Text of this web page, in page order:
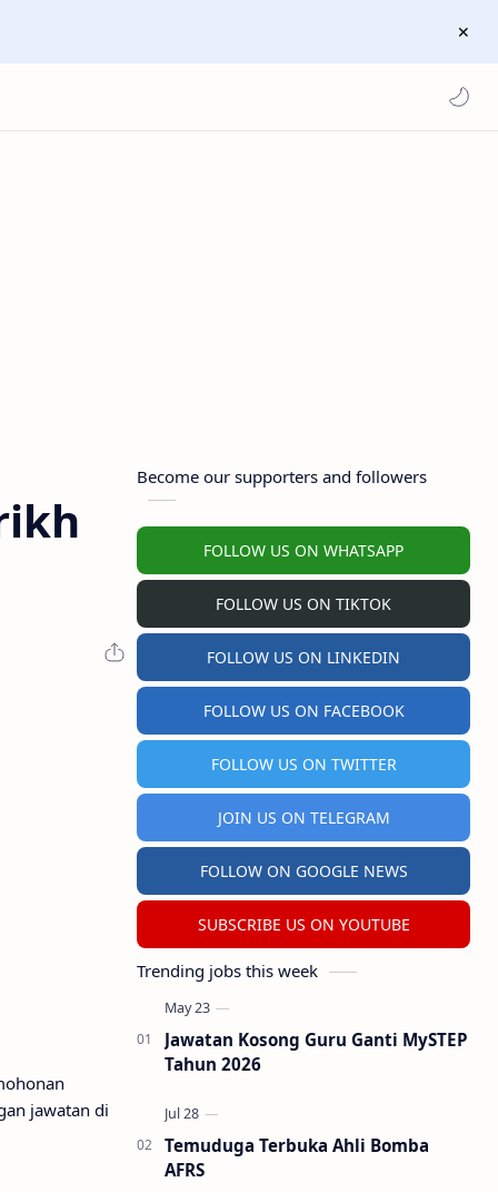
jawatan di
Become our supporters and followers
FOLLOW US ON WHATSAPP
FOLLOW US ON TIKTOK
FOLLOW US ON LINKEDIN
FOLLOW US ON FACEBOOK
FOLLOW US ON TWITTER
JOIN US ON TELEGRAM
FOLLOW ON GOOGLE NEWS
SUBSCRIBE US ON YOUTUBE
Trending jobs this week
Jawatan Kosong Guru Ganti MySTEP
Tahun 2026
Temuduga Terbuka Ahli Bomba
AFRS